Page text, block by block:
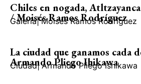
Chiles en nogada,
/ Moisés Ramos Rodríguez
Galería| Moisés Ramos Rodríguez
La ciudad que ganamos cada
Armando Pliego Ihikawa
Ciudad| Armando Pliego Ishikawa